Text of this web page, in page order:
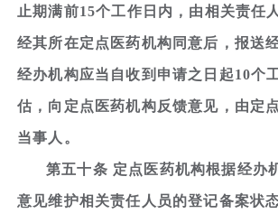
止期满前15个工作日内，由相关责任
经其所在定点医药机构同意后，报送
经办机构应当自收到申请之日起10个
估，向定点医药机构反馈意见，由定
当事人。
第五十条 定点医药机构根据经办
意见维护相关责任人员的登记备案状态